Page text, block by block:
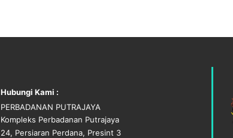
Hubungi Kami :
PERBADANAN PUTRAJAYA
Kompleks Perbadanan Putrajaya
24, Persiaran Perdana, Presint 3